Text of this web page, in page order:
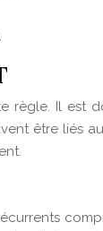
Il est
être liés